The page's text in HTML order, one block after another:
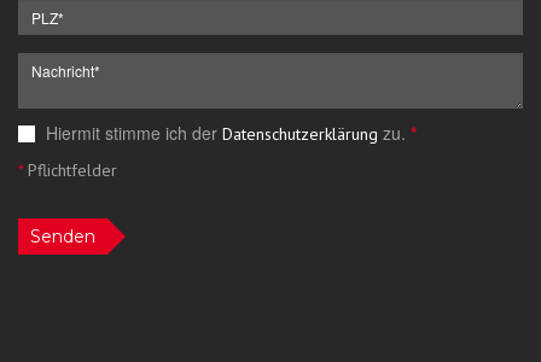
Hiermit stimme ich der Datenschutzerklärung zu. *
*Pflichtfelder
Senden